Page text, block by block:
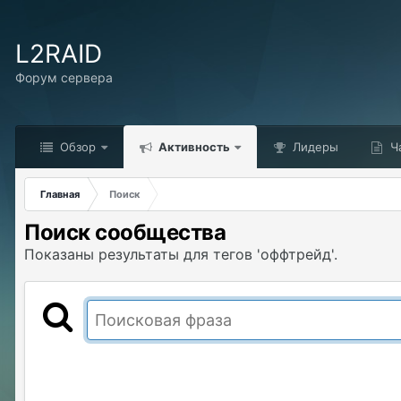
L2RAID
Форум сервера
Обзор Активность Лидеры
Главная Поиск
Поиск сообщества
Показаны результаты для тегов 'оффтрейд'.